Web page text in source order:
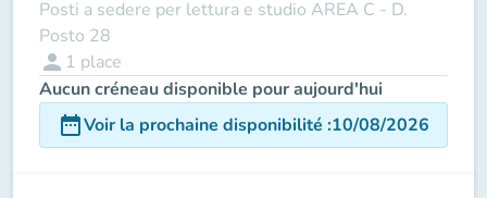
Posti a sedere per lettura e studio AREA C - D.
Posto 28
person 1 place
Aucun créneau disponible pour aujourd'hui
date_rangeVoir la prochaine disponibilité :10/08/2026